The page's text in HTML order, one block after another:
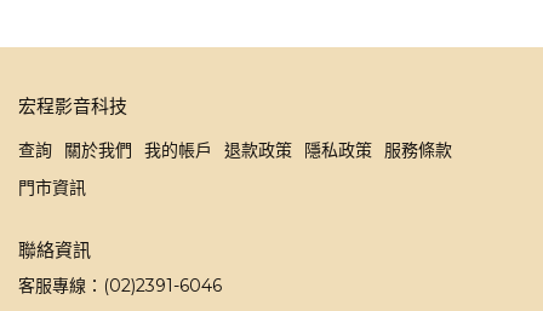
宏程影音科技
查詢 關於我們 我的帳戶 退款政策 隱私政策
服務條款
門市資訊
聯絡資訊
客服專線：(02)2391-6046